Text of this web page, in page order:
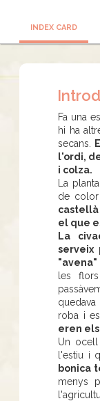
INDEX CARD
Fa una
hi ha
secans.
l'ordi,
i colza.
La
de
castellà
el que
La
serveix
"avena"
les
roba i
eren
Un
l'estiu i
bonica
menys